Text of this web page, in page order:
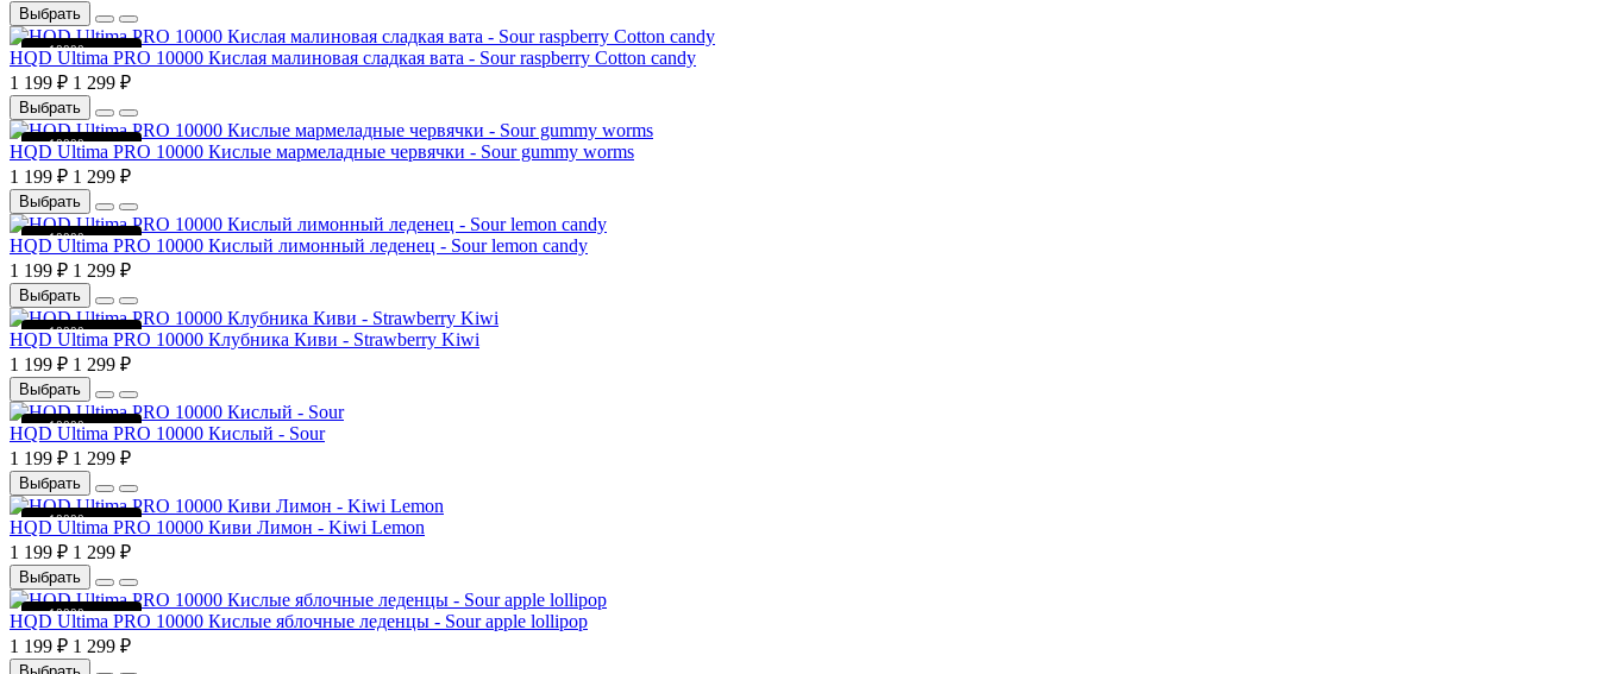
Выбрать
до 10000 затяжек
HQD Ultima PRO 10000 Кислая малиновая сладкая вата - Sour raspberry Cotton candy
1 199 ₽ 1 299 ₽
Выбрать
до 10000 затяжек
HQD Ultima PRO 10000 Кислые мармеладные червячки - Sour gummy worms
1 199 ₽ 1 299 ₽
Выбрать
до 10000 затяжек
HQD Ultima PRO 10000 Кислый лимонный леденец - Sour lemon candy
1 199 ₽ 1 299 ₽
Выбрать
до 10000 затяжек
HQD Ultima PRO 10000 Клубника Киви - Strawberry Kiwi
1 199 ₽ 1 299 ₽
Выбрать
до 10000 затяжек
HQD Ultima PRO 10000 Кислый - Sour
1 199 ₽ 1 299 ₽
Выбрать
до 10000 затяжек
HQD Ultima PRO 10000 Киви Лимон - Kiwi Lemon
1 199 ₽ 1 299 ₽
Выбрать
до 10000 затяжек
HQD Ultima PRO 10000 Кислые яблочные леденцы - Sour apple lollipop
1 199 ₽ 1 299 ₽